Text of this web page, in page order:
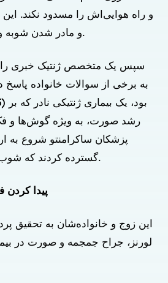
و راه هوایی‌اش را مسدود نکند.
و مادر شدن شوبه و همسرش، آکاش، بود.
سپس یک متخصص ژنتیک خبری را
به برخی از سوالات خانواده پاسخ
رشد صورت، به ویژه گوش‌ها و فک
پزشکان ساکرامنتو شروع به
گسترده کردند که شوب و آکاش را نگران کرد.
پیدا کردن
این زوج و خانواده‌شان به تحقیق
لورنز، جراح جمجمه و صورت در